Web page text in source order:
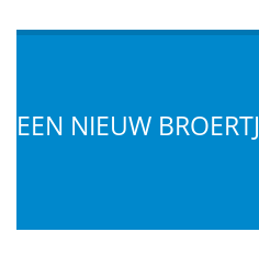
EEN NIEUW